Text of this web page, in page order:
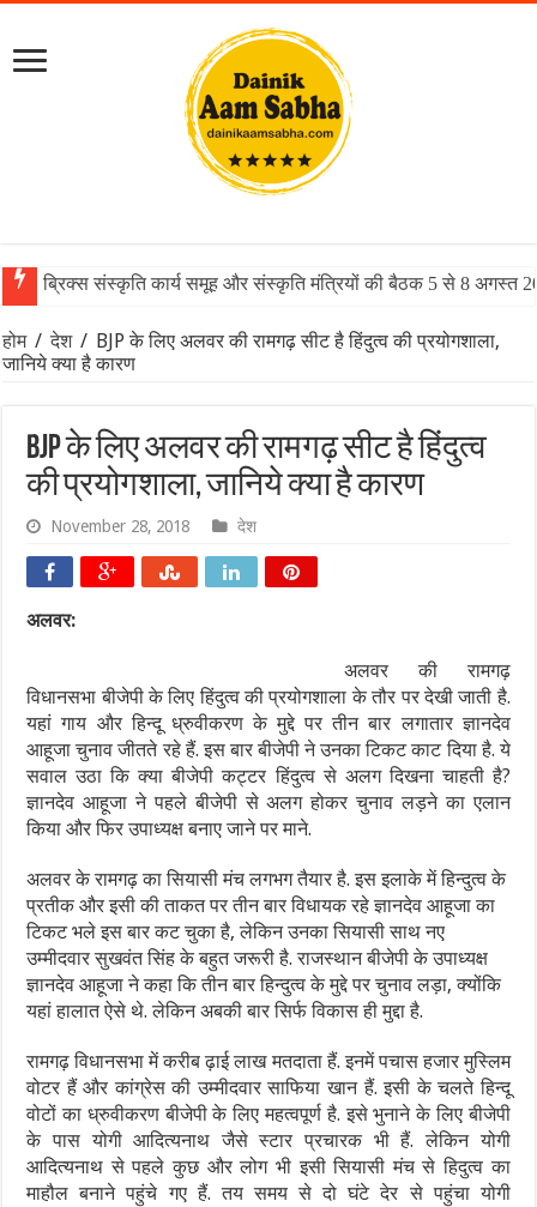
ब्रिक्स संस्कृति कार्य समूह और संस्कृति मंत्रियों की बैठक 5 से 8 अगस्त
होम / देश / BJP के लिए अलवर की रामगढ़ सीट है हिंदुत्व की प्रयोगशाला,
जानिये क्या है कारण
BJP के लिए अलवर की रामगढ़ सीट है हिंदुत्व
की प्रयोगशाला, जानिये क्या है कारण
November 28, 2018 देश
अलवर:
अलवर की रामगढ़
विधानसभा बीजेपी के लिए हिंदुत्व की प्रयोगशाला के तौर पर देखी जाती है.
यहां गाय और हिन्दू ध्रुवीकरण के मुद्दे पर तीन बार लगातार ज्ञानदेव
आहूजा चुनाव जीतते रहे हैं. इस बार बीजेपी ने उनका टिकट काट दिया है. ये
सवाल उठा कि क्या बीजेपी कट्टर हिंदुत्व से अलग दिखना चाहती है?
ज्ञानदेव आहूजा ने पहले बीजेपी से अलग होकर चुनाव लड़ने का एलान
किया और फिर उपाध्यक्ष बनाए जाने पर माने.
अलवर के रामगढ़ का सियासी मंच लगभग तैयार है. इस इलाके में हिन्दुत्व के
प्रतीक और इसी की ताकत पर तीन बार विधायक रहे ज्ञानदेव आहूजा का
टिकट भले इस बार कट चुका है, लेकिन उनका सियासी साथ नए
उम्मीदवार सुखवंत सिंह के बहुत जरूरी है. राजस्थान बीजेपी के उपाध्यक्ष
ज्ञानदेव आहूजा ने कहा कि तीन बार हिन्दुत्व के मुद्दे पर चुनाव लड़ा, क्योंकि
यहां हालात ऐसे थे. लेकिन अबकी बार सिर्फ विकास ही मुद्दा है.
रामगढ़ विधानसभा में करीब ढ़ाई लाख मतदाता हैं. इनमें पचास हजार मुस्लिम
वोटर हैं और कांग्रेस की उम्मीदवार साफिया खान हैं. इसी के चलते हिन्दू
वोटों का ध्रुवीकरण बीजेपी के लिए महत्वपूर्ण है. इसे भुनाने के लिए बीजेपी
के पास योगी आदित्यनाथ जैसे स्टार प्रचारक भी हैं. लेकिन योगी
आदित्यनाथ से पहले कुछ और लोग भी इसी सियासी मंच से हिदुत्व का
माहौल बनाने पहुंचे गए हैं. तय समय से दो घंटे देर से पहुंचा योगी